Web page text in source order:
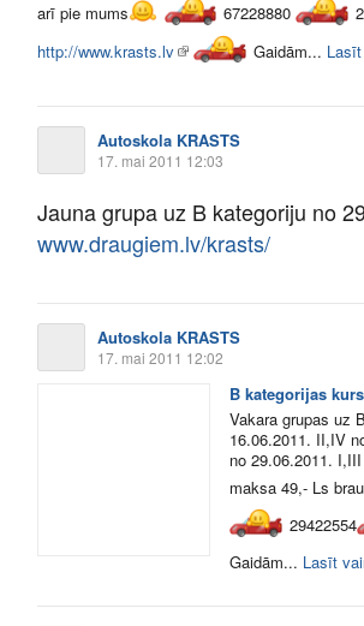
arī pie mums
67228880
http://www.krasts.lv
Gaidām...
Autoskola KRASTS
17. mai 2011 12:03
Jauna grupa uz B kategoriju no
www.draugiem.lv/krasts/
Autoskola KRASTS
17. mai 2011 12:02
B kategorijas
Vakara grupas uz
16.06.2011. II,IV
no 29.06.2011.
maksa 49,- Ls
29422554
Gaidām... Lasīt